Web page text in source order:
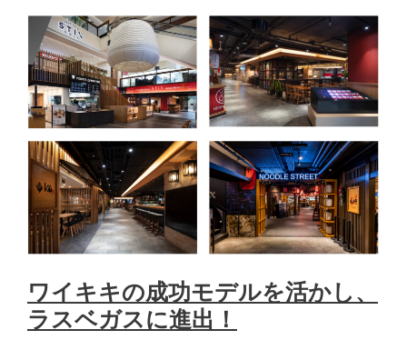
ワイキキの成功モデルを活かし、
ラスベガスに進出！